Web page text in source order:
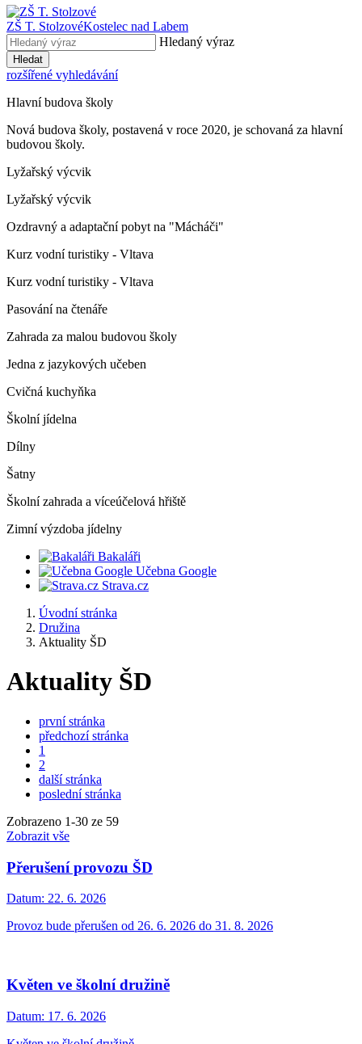
ZŠ T. StolzovéKostelec nad Labem
Hledaný výraz
Hledat
rozšířené vyhledávání
Hlavní budova školy
Nová budova školy, postavená v roce 2020, je schovaná za hlavní
budovou školy.
Lyžařský výcvik
Lyžařský výcvik
Ozdravný a adaptační pobyt na "Mácháči"
Kurz vodní turistiky - Vltava
Kurz vodní turistiky - Vltava
Pasování na čtenáře
Zahrada za malou budovou školy
Jedna z jazykových učeben
Cvičná kuchyňka
Školní jídelna
Dílny
Šatny
Školní zahrada a víceúčelová hřiště
Zimní výzdoba jídelny
Bakaláři
Učebna Google
Strava.cz
Úvodní stránka
Družina
Aktuality ŠD
Aktuality ŠD
první stránka
předchozí stránka
1
2
další stránka
poslední stránka
Zobrazeno 1-30 ze 59
Zobrazit vše
Přerušení provozu ŠD
Datum: 22. 6. 2026
Provoz bude přerušen od 26. 6. 2026 do 31. 8. 2026
Květen ve školní družině
Datum: 17. 6. 2026